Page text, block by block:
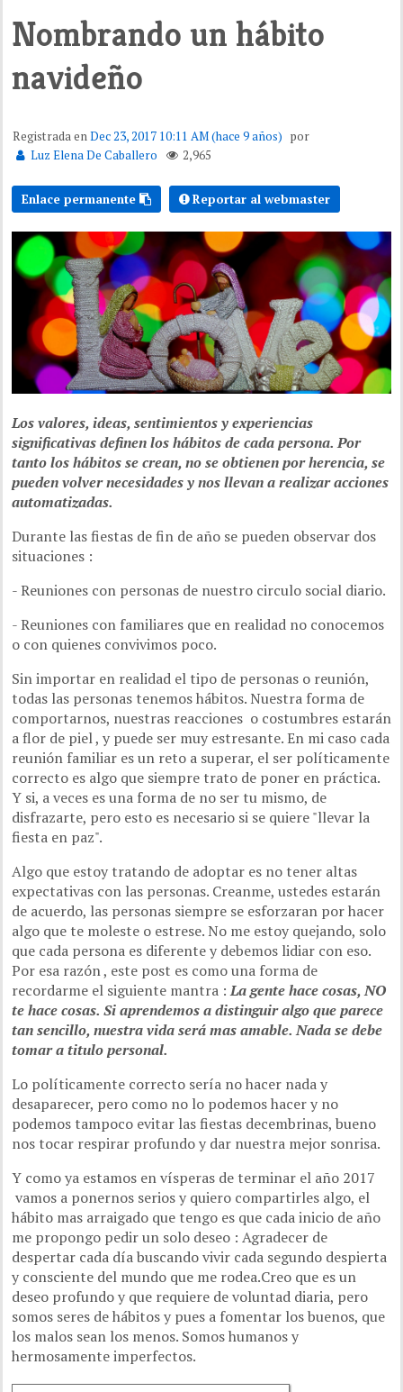
Nombrando un hábito
navideño
Registrada en Dec 23, 2017 10:11 AM (hace 9 años) por
Luz Elena De Caballero
2,965
Enlace permanente Reportar al webmaster
Los valores, ideas, sentimientos y experiencias
significativas definen los hábitos de cada persona. Por
tanto los hábitos se crean, no se obtienen por herencia, se
pueden volver necesidades y nos llevan a realizar acciones
automatizadas.
Durante las fiestas de fin de año se pueden observar dos
situaciones :
- Reuniones con personas de nuestro circulo social diario.
- Reuniones con familiares que en realidad no conocemos
o con quienes convivimos poco.
Sin importar en realidad el tipo de personas o reunión,
todas las personas tenemos hábitos. Nuestra forma de
comportarnos, nuestras reacciones o costumbres estarán
a flor de piel , y puede ser muy estresante. En mi caso cada
reunión familiar es un reto a superar, el ser políticamente
correcto es algo que siempre trato de poner en práctica.
Y si, a veces es una forma de no ser tu mismo, de
disfrazarte, pero esto es necesario si se quiere "llevar la
fiesta en paz".
Algo que estoy tratando de adoptar es no tener altas
expectativas con las personas. Creanme, ustedes estarán
de acuerdo, las personas siempre se esforzaran por hacer
algo que te moleste o estrese. No me estoy quejando, solo
que cada persona es diferente y debemos lidiar con eso.
Por esa razón , este post es como una forma de
recordarme el siguiente mantra :La gente hace cosas, NO
te hace cosas. Si aprendemos a distinguir algo que parece
tan sencillo, nuestra vida será mas amable. Nada se debe
tomar a titulo personal.
Lo políticamente correcto sería no hacer nada y
desaparecer, pero como no lo podemos hacer y no
podemos tampoco evitar las fiestas decembrinas, bueno
nos tocar respirar profundo y dar nuestra mejor sonrisa.
Y como ya estamos en vísperas de terminar el año 2017
vamos a ponernos serios y quiero compartirles algo, el
hábito mas arraigado que tengo es que cada inicio de año
me propongo pedir un solo deseo : Agradecer de
despertar cada día buscando vivir cada segundo despierta
y consciente del mundo que me rodea.Creo que es un
deseo profundo y que requiere de voluntad diaria, pero
somos seres de hábitos y pues a fomentar los buenos, que
los malos sean los menos. Somos humanos y
hermosamente imperfectos.